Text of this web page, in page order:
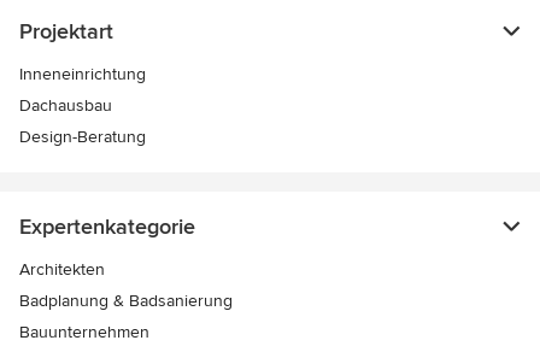
Projektart
Inneneinrichtung
Dachausbau
Design-Beratung
Expertenkategorie
Architekten
Badplanung & Badsanierung
Bauunternehmen